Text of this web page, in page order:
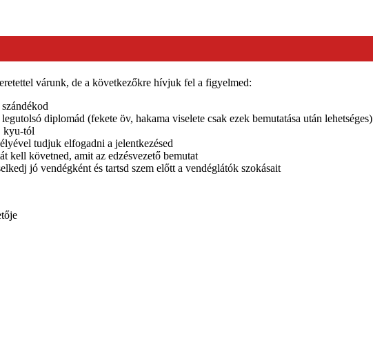
várunk, de a következőkre hívjuk fel a figyelmed:
diplomád (fekete öv, hakama viselete csak ezek bemutatása után lehetséges)
kyu-tól
tudjuk elfogadni a jelentkezésed
kell követned, amit az edzésvezető bemutat
jó vendégként és tartsd szem előtt a vendéglátók szokásait